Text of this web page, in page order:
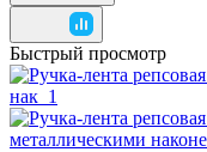
Быстрый просмотр